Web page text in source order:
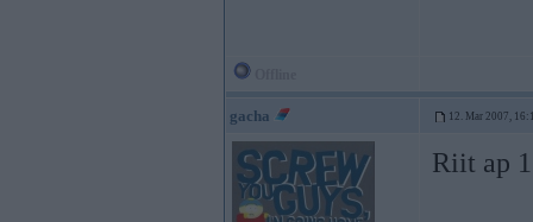
gacha 12. Mar 2007,
Riit ap